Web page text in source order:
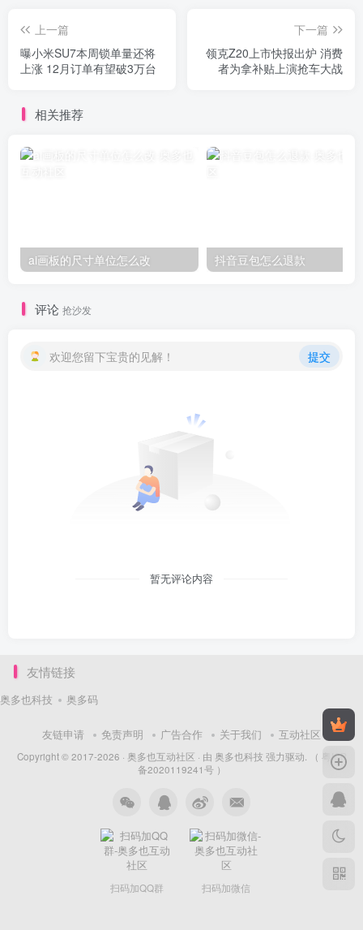
上一篇
曝小米SU7本周锁单量还将
上涨 12月订单有望破3万台
下一篇
领克Z20上市快报出炉 消费
者为拿补贴上演抢车大战
相关推荐
ai画板的尺寸单位怎么改 抖音豆包怎么退款
评论 抢沙发
欢迎您留下宝贵的见解！ 提交
暂无评论内容
友情链接
奥多也科技 奥多码
友链申请 免责声明 广告合作 关于我们 互动社区
Copyright © 2017-2026 · 奥多也互动社区 · 由 奥多也科技 强力驱动.
（ 粤ICP
备2020119241号 ）
扫码加QQ群 扫码加微信